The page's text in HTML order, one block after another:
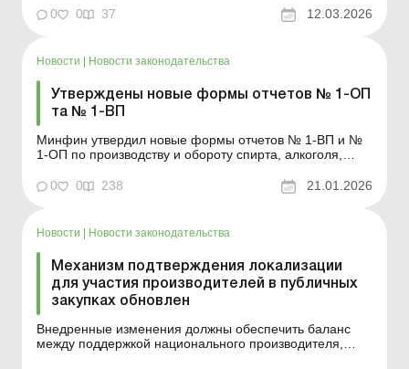
производители электрической энергии заполняют
декл...
0 0 37 12.03.2026
Новости Новости законодательства
Утверждены новые формы отчетов № 1-ОП
та № 1-ВП
Минфин утвердил новые формы отчетов № 1-ВП и №
1-ОП по производству и обороту спирта, алкоголя,
электронных сигаретах. Больше по теме: Доход ФЛП:
как (не)утратить «алко-табачную» лицензию Средняя
0 0 238 21.01.2026
Новости Новости законодательства
Механизм подтверждения локализации
для участия производителей в публичных
закупках обновлен
Внедренные изменения должны обеспечить баланс
между поддержкой национального производителя,